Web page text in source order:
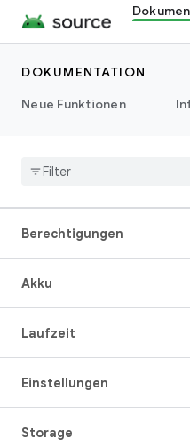
DOKUMENTATION
Neue Funktionen
Grafiken
Berechtigungen
Akku
Laufzeit
Einstellungen
Storage